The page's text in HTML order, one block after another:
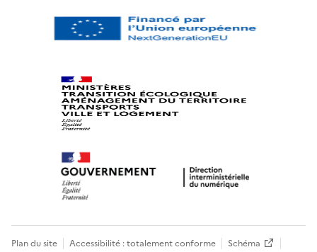
Plan du site Accessibilité : totalement conforme
Schéma